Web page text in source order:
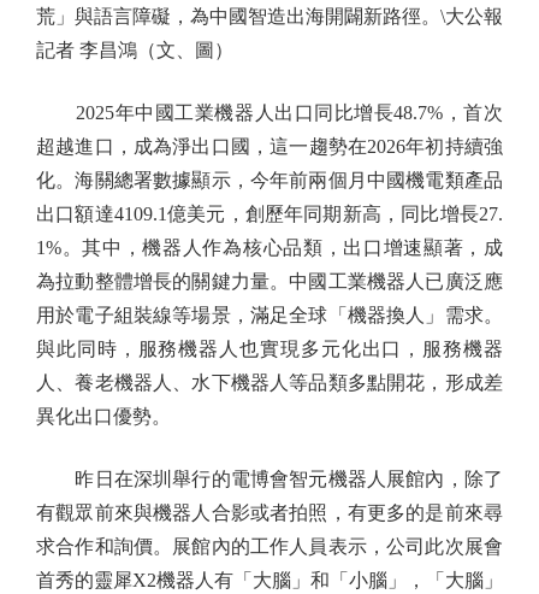
荒」與語言障礙，為中國智造出海開闢新路徑。\大公報
記者 李昌鴻（文、圖）
2025年中國工業機器人出口同比增長48.7%，首次
超越進口，成為淨出口國，這一趨勢在2026年初持續強
化。海關總署數據顯示，今年前兩個月中國機電類產品
出口額達4109.1億美元，創歷年同期新高，同比增長27.
1%。其中，機器人作為核心品類，出口增速顯著，成
為拉動整體增長的關鍵力量。中國工業機器人已廣泛應
用於電子組裝線等場景，滿足全球「機器換人」需求。
與此同時，服務機器人也實現多元化出口，服務機器
人、養老機器人、水下機器人等品類多點開花，形成差
異化出口優勢。
昨日在深圳舉行的電博會智元機器人展館內，除了
有觀眾前來與機器人合影或者拍照，有更多的是前來尋
求合作和詢價。展館內的工作人員表示，公司此次展會
首秀的靈犀X2機器人有「大腦」和「小腦」，「大腦」